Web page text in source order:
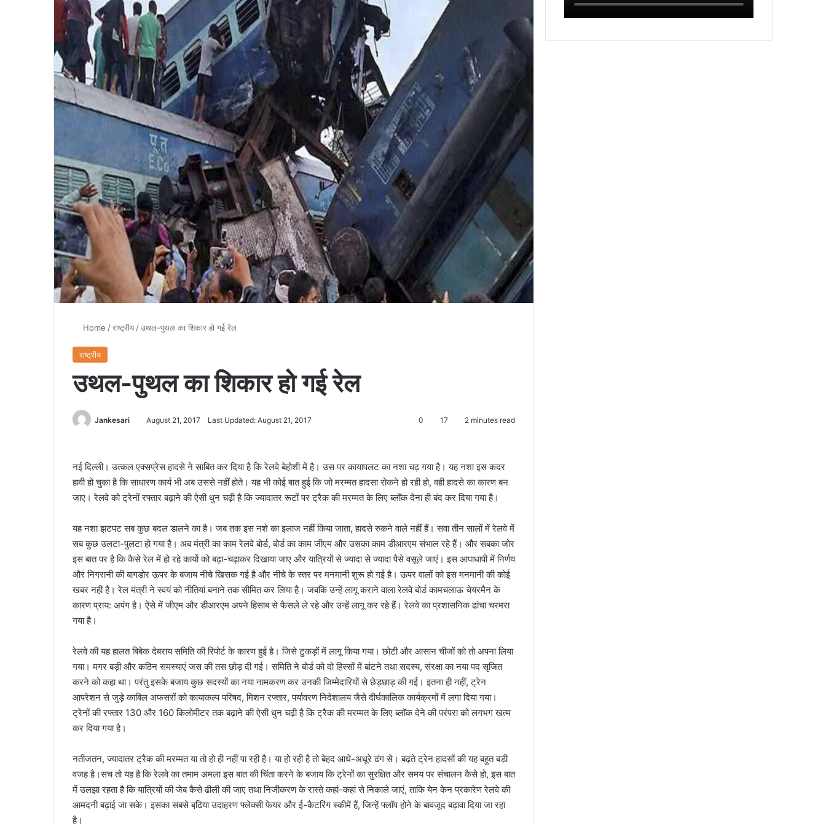
Home /राष्ट्रीय /उथल-पुथल का शिकार हो गई रेल
राष्ट्रीय
उथल-पुथल का शिकार हो गई रेल
Jankesari August 21, 2017 Last Updated: August 21, 2017 0 17 2 minutes read
नई दिल्ली। उत्कल एक्सप्रेस हादसे ने साबित कर दिया है कि रेलवे बेहोशी में है। उस पर कायापलट का नशा चढ़ गया है। यह नशा इस कदर
हावी हो चुका है कि साधारण कार्य भी अब उससे नहीं होते। यह भी कोई बात हुई कि जो मरम्मत हादसा रोकने हो रही हो, वही हादसे का कारण बन
जाए। रेलवे को ट्रेनों रफ्तार बढ़ाने की ऐसी धुन चढ़ी है कि ज्यादातर रूटों पर ट्रैक की मरम्मत के लिए ब्लॉक देना ही बंद कर दिया गया है।
यह नशा झटपट सब कुछ बदल डालने का है। जब तक इस नशे का इलाज नहीं किया जाता, हादसे रुकने वाले नहीं हैं। सवा तीन सालों में रेलवे में
सब कुछ उलटा-पुलटा हो गया है। अब मंत्री का काम रेलवे बोर्ड, बोर्ड का काम जीएम और उसका काम डीआरएम संभाल रहे हैं। और सबका जोर
इस बात पर है कि कैसे रेल में हो रहे कार्यो को बढ़ा-चढ़ाकर दिखाया जाए और यात्रियों से ज्यादा से ज्यादा पैसे वसूले जाएं। इस आपाधापी में निर्णय
और निगरानी की बागडोर ऊपर के बजाय नीचे खिसक गई है और नीचे के स्तर पर मनमानी शुरू हो गई है। ऊपर वालों को इस मनमानी की कोई
खबर नहीं है। रेल मंत्री ने स्वयं को नीतियां बनाने तक सीमित कर लिया है। जबकि उन्हें लागू कराने वाला रेलवे बोर्ड कामचलाऊ चेयरमैन के
कारण प्राय: अपंग है। ऐसे में जीएम और डीआरएम अपने हिसाब से फैसले ले रहे और उन्हें लागू कर रहे हैं। रेलवे का प्रशासनिक ढांचा चरमरा
गया है।
रेलवे की यह हालत बिबेक देबराय समिति की रिपोर्ट के कारण हुई है। जिसे टुकड़ों में लागू किया गया। छोटी और आसान चीजों को तो अपना लिया
गया। मगर बड़ी और कठिन समस्याएं जस की तस छोड़ दी गई। समिति ने बोर्ड को दो हिस्सों में बांटने तथा सदस्य, संरक्षा का नया पद सृजित
करने को कहा था। परंतु इसके बजाय कुछ सदस्यों का नया नामकरण कर उनकी जिम्मेदारियों से छेड़छाड़ की गई। इतना ही नहीं, ट्रेन
आपरेशन से जुड़े काबिल अफसरों को कायाकल्प परिषद, मिशन रफ्तार, पर्यावरण निदेशालय जैसे दीर्घकालिक कार्यक्रमों में लगा दिया गया।
ट्रेनों की रफ्तार 130 और 160 किलोमीटर तक बढ़ाने की ऐसी धुन चढ़ी है कि ट्रैक की मरम्मत के लिए ब्लॉक देने की परंपरा को लगभग खत्म
कर दिया गया है।
नतीजतन, ज्यादातर ट्रैक की मरम्मत या तो हो ही नहीं पा रही है। या हो रही है तो बेहद आधे-अधूरे ढंग से। बढ़ते ट्रेन हादसों की यह बहुत बड़ी
वजह है।सच तो यह है कि रेलवे का तमाम अमला इस बात की चिंता करने के बजाय कि ट्रेनों का सुरक्षित और समय पर संचालन कैसे हो, इस बात
में उलझा रहता है कि यात्रियों की जेब कैसे ढीली की जाए तथा निजीकरण के रास्ते कहां-कहां से निकाले जाएं, ताकि येन केन प्रकारेण रेलवे की
आमदनी बढ़ाई जा सके। इसका सबसे बढि़या उदाहरण फ्लेक्सी फेयर और ई-कैटरिंग स्कीमें हैं, जिन्हें फ्लॉप होने के बावजूद बढ़ावा दिया जा रहा
है।